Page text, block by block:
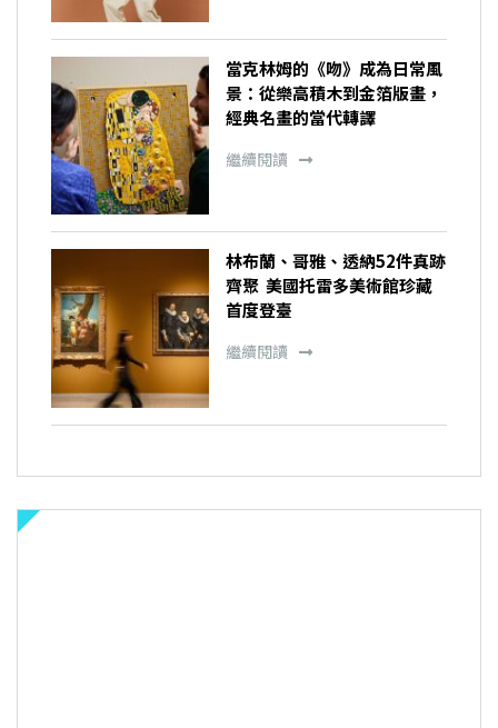
當克林姆的《吻》成為日常風
景：從樂高積木到金箔版畫，
經典名畫的當代轉譯
繼續閱讀
林布蘭、哥雅、透納52件真跡
齊聚 美國托雷多美術館珍藏
首度登臺
繼續閱讀